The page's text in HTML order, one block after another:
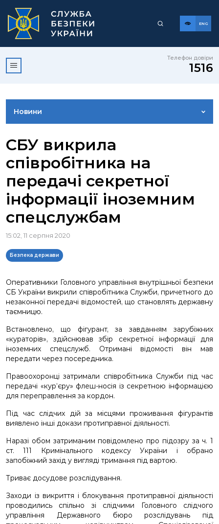
ENG
Телефон довіри
1516
Новини
ВІДЕОГАЛЕРЕЯ
КОНТАКТИ ПРЕСЦЕНТРУ
СБУ викрила
співробітника на
передачі секретної
інформації іноземним
спецслужбам
15:02, 11 серпня 2020
Безпека держави
Оперативники Головного управління внутрішньої безпеки
СБ України викрили співробітника Служби, причетного до
незаконної передачі відомостей, що становлять державну
таємницю.
Встановлено, що фігурант, за завданням зарубіжних
«кураторів», здійснював збір секретної інформації для
іноземних спецслужб. Отримані відомості він мав
передати через посередника.
Правоохоронці затримали співробітника Служби під час
передачі «кур’єру» флеш-носія із секретною інформацією
для переправлення за кордон.
Під час слідчих дій за місцями проживання фігурантів
виявлено інші докази протиправної діяльності.
Наразі обом затриманим повідомлено про підозру за ч. 1
ст. 111 Кримінального кодексу України і обрано
запобіжний захід у вигляді тримання під вартою.
Триває досудове розслідування.
Заходи із викриття і блокування протиправної діяльності
проводились спільно зі слідчими Головного слідчого
управління Державного бюро розслідувань під